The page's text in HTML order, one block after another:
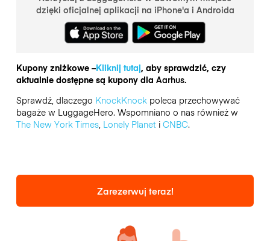
dzięki oficjalnej aplikacji na iPhone'a i Androida
Kupony zniżkowe –Kliknij tutaj, aby sprawdzić, czy
aktualnie dostępne są kupony dla Aarhus.
Sprawdź, dlaczego KnockKnockpoleca przechowywać
bagaże w LuggageHero. Wspomniano o nas również w
The New York Times, Lonely Planeti CNBC.
Zarezerwuj teraz!